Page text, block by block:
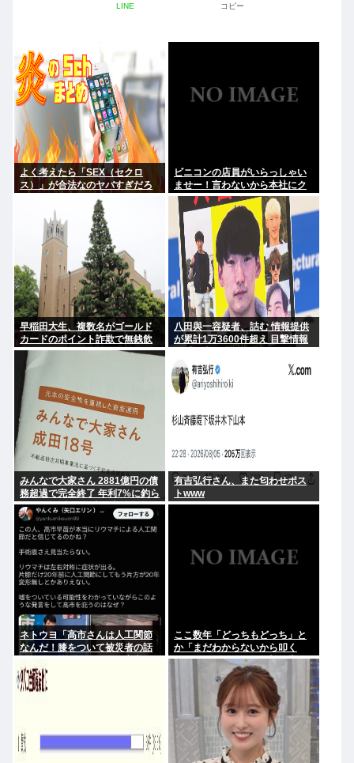
LINE コピー
よく考えたら「SEX（セクロ
ス）」が合法なのヤバすぎだろ
ビニコンの店員がいらっしゃい
ませー！言わないから本社にク
レームいれてやりましたよ！
www
早稲田大生、複数名がゴールド
カードのポイント詐欺で無銭飲
食
八田與一容疑者、詰む 情報提供
が累計1万3600件超え 目撃情報
みんなで大家さん 2881億円の債
務超過で完全終了 年利7%に釣ら
れた3万人超の弱者の老後資金
2000億円が消滅
有吉弘行さん、また匂わせポス
トwww
ネトウヨ「高市さんは人工関節
なんだ！膝をついて被災者の話
聞くとか拷問だろ！」⇒高市の
膝に人工関節の手術痕が見当た
らない
ここ数年「どっちもどっち」と
か「まだわからないから叩く
な」とかゆうチキン野郎が増え
たけどどっから来たの？(´・ω・